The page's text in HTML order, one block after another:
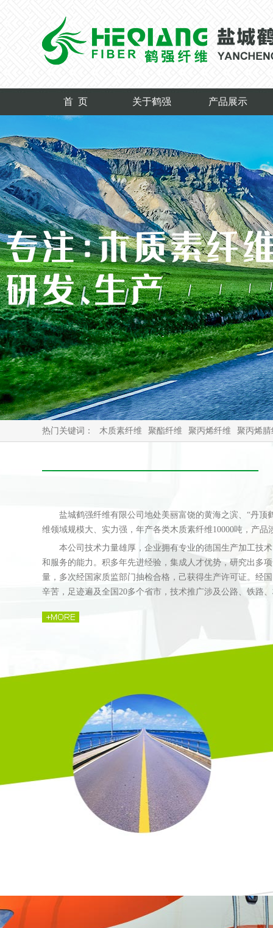
首 页 关于鹤强 产品展示
热门关键词： 木质素纤维 聚酯纤维 聚丙烯纤维 聚丙烯腈
盐城鹤强纤维有限公司地处美丽富饶的黄海之滨、“丹
维领域规模大、实力强，年产各类木质素纤维10000吨，产
本公司技术力量雄厚，企业拥有专业的德国生产加工技
和服务的能力。积多年先进经验，集成人才优势，研究出多
量，多次经国家质监部门抽检合格，己获得生产许可证。经
辛苦，足迹遍及全国20多个省市，技术推广涉及公路、铁路